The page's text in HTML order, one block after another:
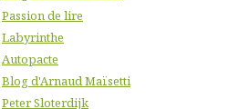
Passion de lire
Labyrinthe
Autopacte
Blog d'Arnaud Maïsetti
Peter Sloterdijk